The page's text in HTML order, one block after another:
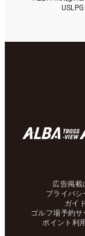
広告掲載
プライバシ
ガイ
ゴルフ場予約
ポイント利